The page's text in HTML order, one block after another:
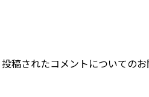
稿されたコメントについての